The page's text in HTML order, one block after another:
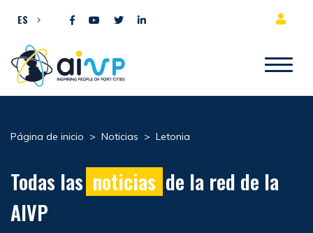
ES
Página de inicio > Noticias > Letonia
Todas las noticias de la red de la
AIVP